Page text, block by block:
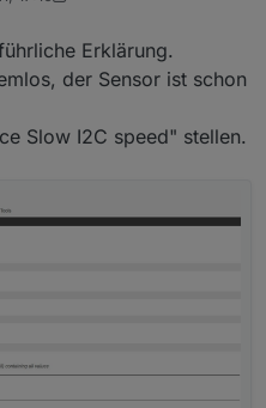
leider unübersichtlich und
HMI ist nicht mehr zeitgemäß.
prima damit, aber ich
weiter. Die Fertigframworks
u nd haben ein ordentlichens
Webinterface.
zwar (github Tasmota
muß dann selbst übersetzen.
durch
,Beispiel 2,Beispiel 3
11. Aug. 2021, 18:14
Erklärung.
der Sensor ist schon
Slow I2C speed" stellen.